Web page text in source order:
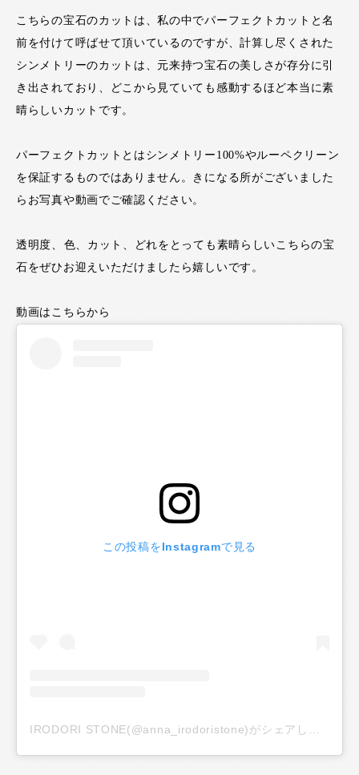
こちらの宝石のカットは、私の中でパーフェクトカットと名
前を付けて呼ばせて頂いているのですが、計算し尽くされた
シンメトリーのカットは、元来持つ宝石の美しさが存分に引
き出されており、どこから見ていても感動するほど本当に素
晴らしいカットです。
パーフェクトカットとはシンメトリー100%やルーペクリーン
を保証するものではありません。きになる所がございました
らお写真や動画でご確認ください。
透明度、色、カット、どれをとっても素晴らしいこちらの宝
石をぜひお迎えいただけましたら嬉しいです。
動画はこちらから
この投稿をInstagramで見る